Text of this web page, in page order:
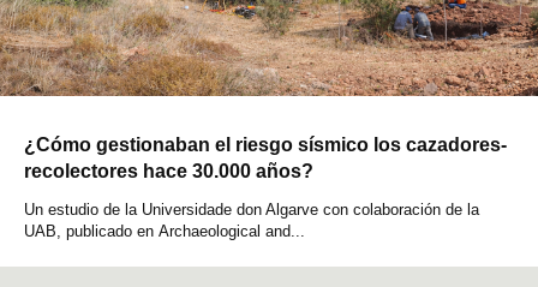
¿Cómo gestionaban el riesgo sísmico los cazadores-
recolectores hace 30.000 años?
Un estudio de la Universidade don Algarve con colaboración de la
UAB, publicado en Archaeological and...